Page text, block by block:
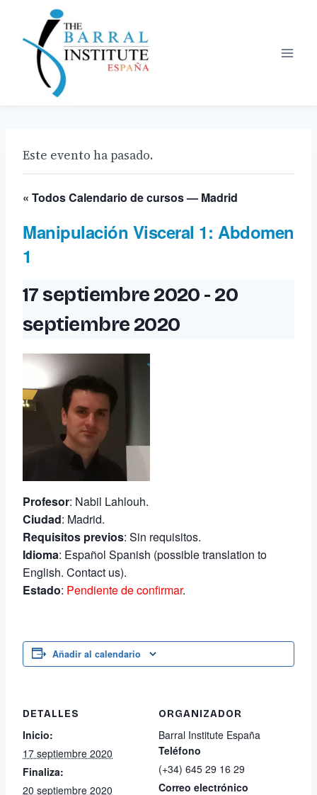
contenido
Este evento ha pasado.
« Todos Calendario de cursos — Madrid
Manipulación Visceral 1: Abdomen
1
17 septiembre 2020 - 20
septiembre 2020
Profesor: Nabil Lahlouh.
Ciudad: Madrid.
Requisitos previos: Sin requisitos.
Idioma: Español Spanish (possible translation to
English. Contact us).
Estado: Pendiente de confirmar.
Añadir al calendario
DETALLES
Inicio:
17 septiembre 2020
Finaliza:
20 septiembre 2020
ORGANIZADOR
Barral Institute España
Teléfono
(+34) 645 29 16 29
Correo electrónico